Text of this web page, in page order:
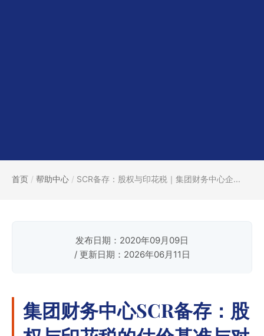
首页 / 帮助中心 / SCR备存：股权与印花税｜集团财务中心企...
发布日期：2020年09月09日
/ 更新日期：2026年06月11日
集团财务中心SCR备存：股